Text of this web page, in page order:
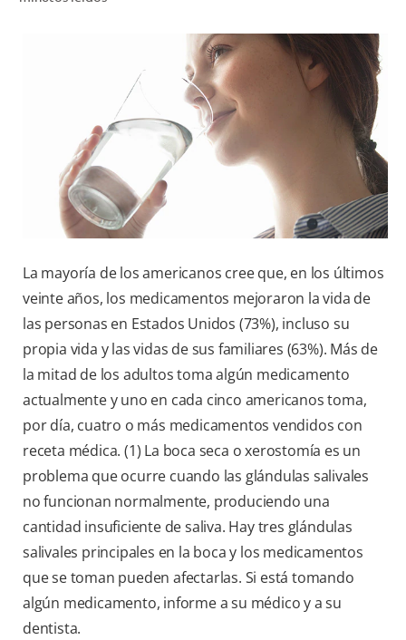
SELECCIÓN DE PRODUCTOS
PARA PROFESIONALES
CUPONES
CO (ES)
La mayoría de los americanos cree que, en los últimos
veinte años, los medicamentos mejoraron la vida de
las personas en Estados Unidos (73%), incluso su
propia vida y las vidas de sus familiares (63%). Más de
la mitad de los adultos toma algún medicamento
actualmente y uno en cada cinco americanos toma,
por día, cuatro o más medicamentos vendidos con
receta médica. (1) La boca seca o xerostomía es un
problema que ocurre cuando las glándulas salivales
no funcionan normalmente, produciendo una
cantidad insuficiente de saliva. Hay tres glándulas
salivales principales en la boca y los medicamentos
que se toman pueden afectarlas. Si está tomando
algún medicamento, informe a su médico y a su
dentista.